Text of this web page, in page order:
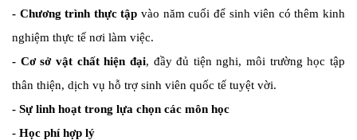
- Chương trình thực tập vào năm cuối để sinh viên có thêm kinh
nghiệm thực tế nơi làm việc.
- Cơ sở vật chất hiện đại, đầy đủ tiện nghi, môi trường học tập
thân thiện, dịch vụ hỗ trợ sinh viên quốc tế tuyệt vời.
- Sự linh hoạt trong lựa chọn các môn học
- Học phí hợp lý